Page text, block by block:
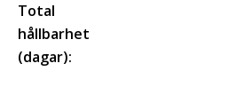
Total
hållbarhet
(dagar):